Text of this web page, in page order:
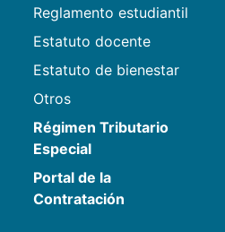
Reglamento estudiantil
Estatuto docente
Estatuto de bienestar
Otros
Régimen Tributario
Especial
Portal de la
Contratación